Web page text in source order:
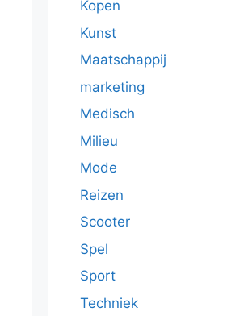
Kopen
Kunst
Maatschappij
marketing
Medisch
Milieu
Mode
Reizen
Scooter
Spel
Sport
Techniek